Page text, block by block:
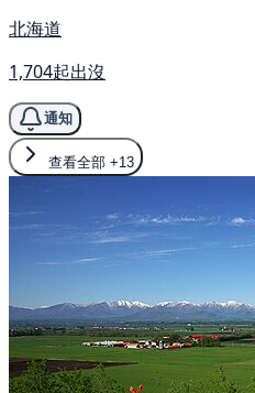
北海道
1,704起出沒
通知
查看全部 +13